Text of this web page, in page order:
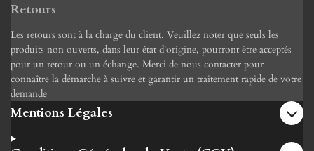
Retours
Les retours sont à la charge du client. Veuillez noter que seuls les
produits non ouverts, dans leur état d'origine, pourront être acceptés
pour un retour ou un échange. Merci de nous contacter pour
connaître la démarche à suivre et garantir un traitement rapide de votre
demande
Mentions Légales